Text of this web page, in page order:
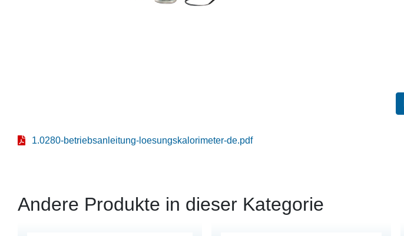
1.0280-betriebsanleitung-loesungskalorimeter-de.pdf
Andere Produkte in dieser Kategorie